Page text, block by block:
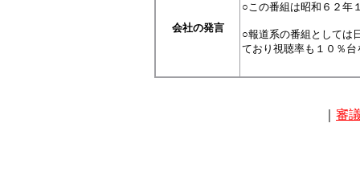
会社の発言
○この番組は昭和６２年
○報道系の番組としては
ており視聴率も１０％
審